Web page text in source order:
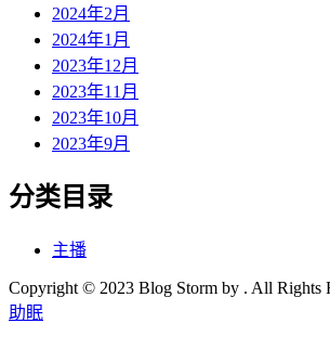
2024年2月
2024年1月
2023年12月
2023年11月
2023年10月
2023年9月
分类目录
主播
Copyright © 2023 Blog Storm by . All Rights
助眠